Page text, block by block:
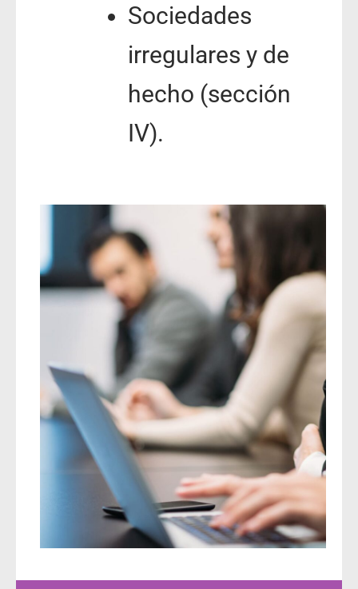
Sociedades
irregulares y de
hecho (sección
IV).